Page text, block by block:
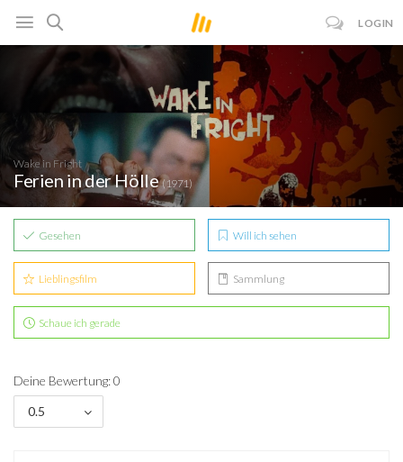
LOGIN
Wake in Fright
Ferien in der Hölle(1971)
Gesehen Will ich sehen
Lieblingsfilm Sammlung
Schaue ich gerade
Deine Bewertung: 0
0.5